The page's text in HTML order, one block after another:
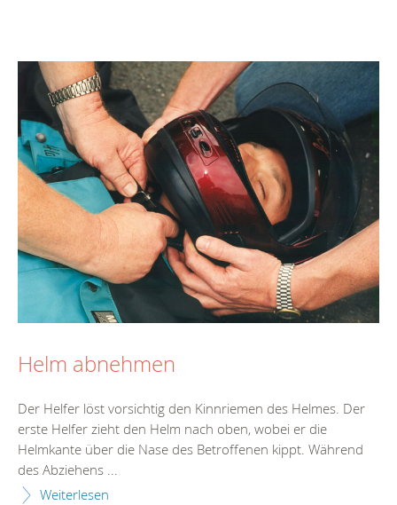
Helm abnehmen
Der Helfer löst vorsichtig den Kinnriemen des Helmes. Der
erste Helfer zieht den Helm nach oben, wobei er die
Helmkante über die Nase des Betroffenen kippt. Während
des Abziehens ...
Weiterlesen